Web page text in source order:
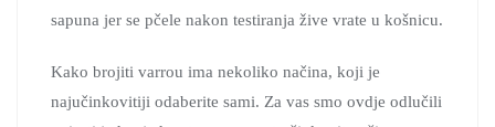
sapuna jer se pčele nakon testiranja žive vrate u košnicu.
Kako brojiti varrou ima nekoliko načina, koji je
najučinkovitiji odaberite sami. Za vas smo ovdje odlučili